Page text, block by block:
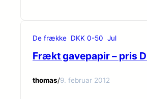
De frække DKK 0-50 Jul
Frækt gavepapir – pris
thomas/9. februar 2012